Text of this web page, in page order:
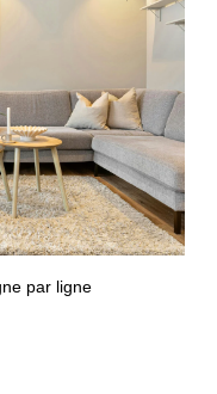
par ligne